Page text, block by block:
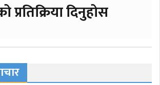
प्रतिक्रिया दिनुहोस